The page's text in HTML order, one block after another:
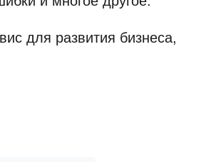
для развития бизнеса,